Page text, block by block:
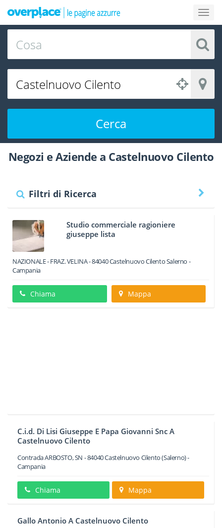
Cerca
Negozi e Aziende a Castelnuovo Cilento
Filtri di Ricerca
Studio commerciale ragioniere
giuseppe lista
NAZIONALE - FRAZ. VELINA-84040Castelnuovo CilentoSalerno -
Campania
Chiama Mappa
C.i.d. Di Lisi Giuseppe E Papa Giovanni Snc A
Castelnuovo Cilento
Contrada ARBOSTO, SN -84040Castelnuovo Cilento(Salerno) -
Campania
Chiama Mappa
Gallo Antonio A Castelnuovo Cilento